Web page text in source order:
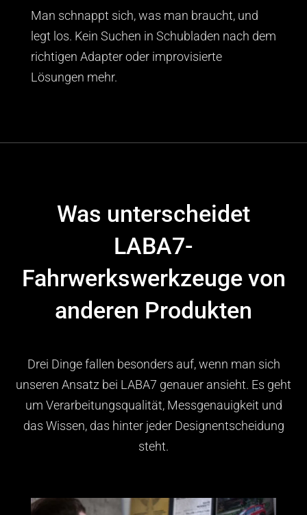
Man schnappt sich, was man braucht, und
legt los. Kein Suchen in Schubladen nach dem
richtigen Adapter oder improvisierte
Lösungen mehr.
Was unterscheidet
LABA7-
Fahrwerkswerkzeuge von
anderen Produkten
Drei Dinge fallen besonders auf, wenn man sich
unseren Ansatz bei LABA7 genauer ansieht. Es geht
um Verarbeitungsqualität, Messgenauigkeit und
das Wissen, das hinter jeder Designentscheidung
steht.